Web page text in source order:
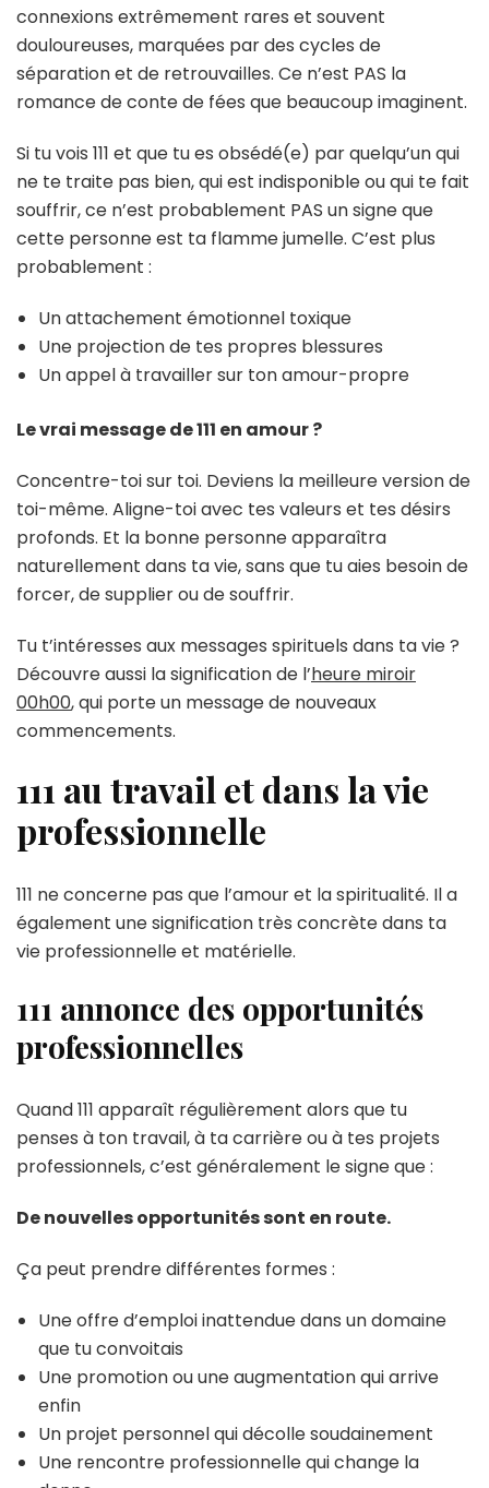
connexions extrêmement rares et souvent
douloureuses, marquées par des cycles de
séparation et de retrouvailles. Ce n’est PAS la
romance de conte de fées que beaucoup imaginent.
Si tu vois 111 et que tu es obsédé(e) par quelqu’un qui
ne te traite pas bien, qui est indisponible ou qui te fait
souffrir, ce n’est probablement PAS un signe que
cette personne est ta flamme jumelle. C’est plus
probablement :
Un attachement émotionnel toxique
Une projection de tes propres blessures
Un appel à travailler sur ton amour-propre
Le vrai message de 111 en amour ?
Concentre-toi sur toi. Deviens la meilleure version de
toi-même. Aligne-toi avec tes valeurs et tes désirs
profonds. Et la bonne personne apparaîtra
naturellement dans ta vie, sans que tu aies besoin de
forcer, de supplier ou de souffrir.
Tu t’intéresses aux messages spirituels dans ta vie ?
Découvre aussi la signification de l’heure miroir
00h00, qui porte un message de nouveaux
commencements.
111 au travail et dans la vie
professionnelle
111 ne concerne pas que l’amour et la spiritualité. Il a
également une signification très concrète dans ta
vie professionnelle et matérielle.
111 annonce des opportunités
professionnelles
Quand 111 apparaît régulièrement alors que tu
penses à ton travail, à ta carrière ou à tes projets
professionnels, c’est généralement le signe que :
De nouvelles opportunités sont en route.
Ça peut prendre différentes formes :
Une offre d’emploi inattendue dans un domaine
que tu convoitais
Une promotion ou une augmentation qui arrive
enfin
Un projet personnel qui décolle soudainement
Une rencontre professionnelle qui change la